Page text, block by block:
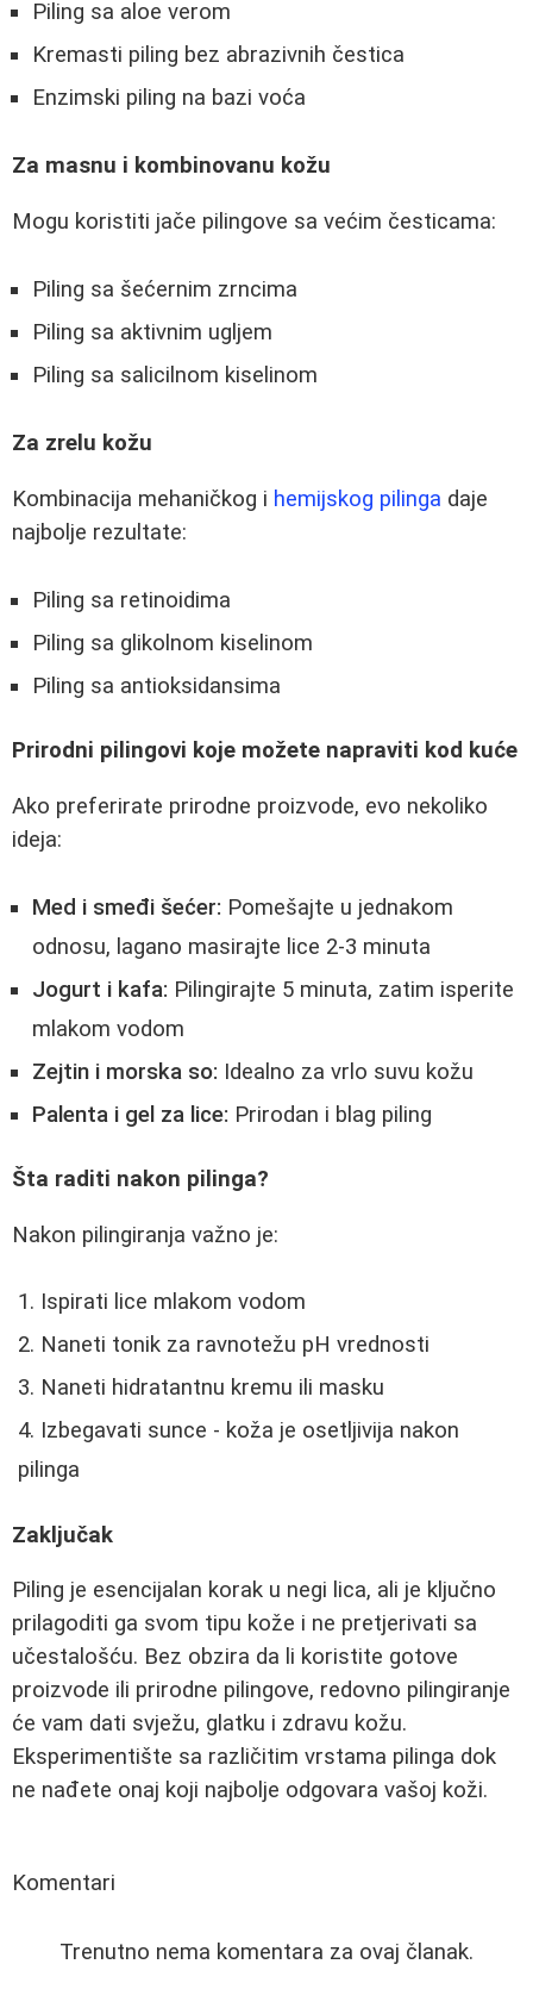
Piling sa aloe verom
Kremasti piling bez abrazivnih čestica
Enzimski piling na bazi voća
Za masnu i kombinovanu kožu
Mogu koristiti jače pilingove sa većim česticama:
Piling sa šećernim zrncima
Piling sa aktivnim ugljem
Piling sa salicilnom kiselinom
Za zrelu kožu
Kombinacija mehaničkog i hemijskog pilinga daje
najbolje rezultate:
Piling sa retinoidima
Piling sa glikolnom kiselinom
Piling sa antioksidansima
Prirodni pilingovi koje možete napraviti kod kuće
Ako preferirate prirodne proizvode, evo nekoliko
ideja:
Med i smeđi šećer: Pomešajte u jednakom
odnosu, lagano masirajte lice 2-3 minuta
Jogurt i kafa: Pilingirajte 5 minuta, zatim isperite
mlakom vodom
Zejtin i morska so: Idealno za vrlo suvu kožu
Palenta i gel za lice: Prirodan i blag piling
Šta raditi nakon pilinga?
Nakon pilingiranja važno je:
Ispirati lice mlakom vodom
Naneti tonik za ravnotežu pH vrednosti
Naneti hidratantnu kremu ili masku
Izbegavati sunce - koža je osetljivija nakon
pilinga
Zaključak
Piling je esencijalan korak u negi lica, ali je ključno
prilagoditi ga svom tipu kože i ne pretjerivati sa
učestalošću. Bez obzira da li koristite gotove
proizvode ili prirodne pilingove, redovno pilingiranje
će vam dati svježu, glatku i zdravu kožu.
Eksperimentište sa različitim vrstama pilinga dok
ne nađete onaj koji najbolje odgovara vašoj koži.
Komentari
Trenutno nema komentara za ovaj članak.